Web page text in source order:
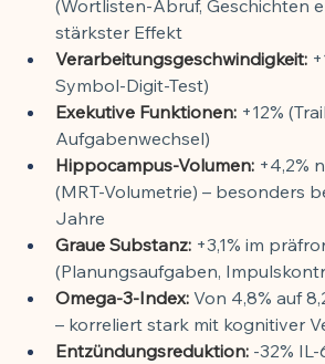
(Wortlisten-Abruf, Geschichten
stärkster Effekt
Verarbeitungsgeschwindigkeit:
Symbol-Digit-Test)
Exekutive Funktionen: +12%
Aufgabenwechsel)
Hippocampus-Volumen: +4,2%
(MRT-Volumetrie) – besonders
Jahre
Graue Substanz: +3,1% im
(Planungsaufgaben,
Omega-3-Index: Von 4,8% auf
– korreliert stark mit kognitiver
Entzündungsreduktion: -32%